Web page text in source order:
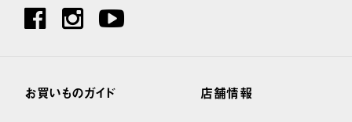
お買いものガイド 店舗情報